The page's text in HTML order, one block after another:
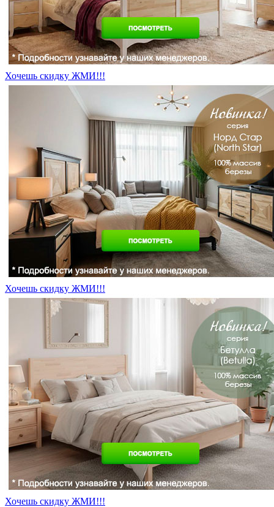
Хочешь скидку ЖМИ!!!
Хочешь скидку ЖМИ!!!
Хочешь скидку ЖМИ!!!